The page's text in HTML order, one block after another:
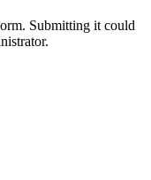
Submitting it could